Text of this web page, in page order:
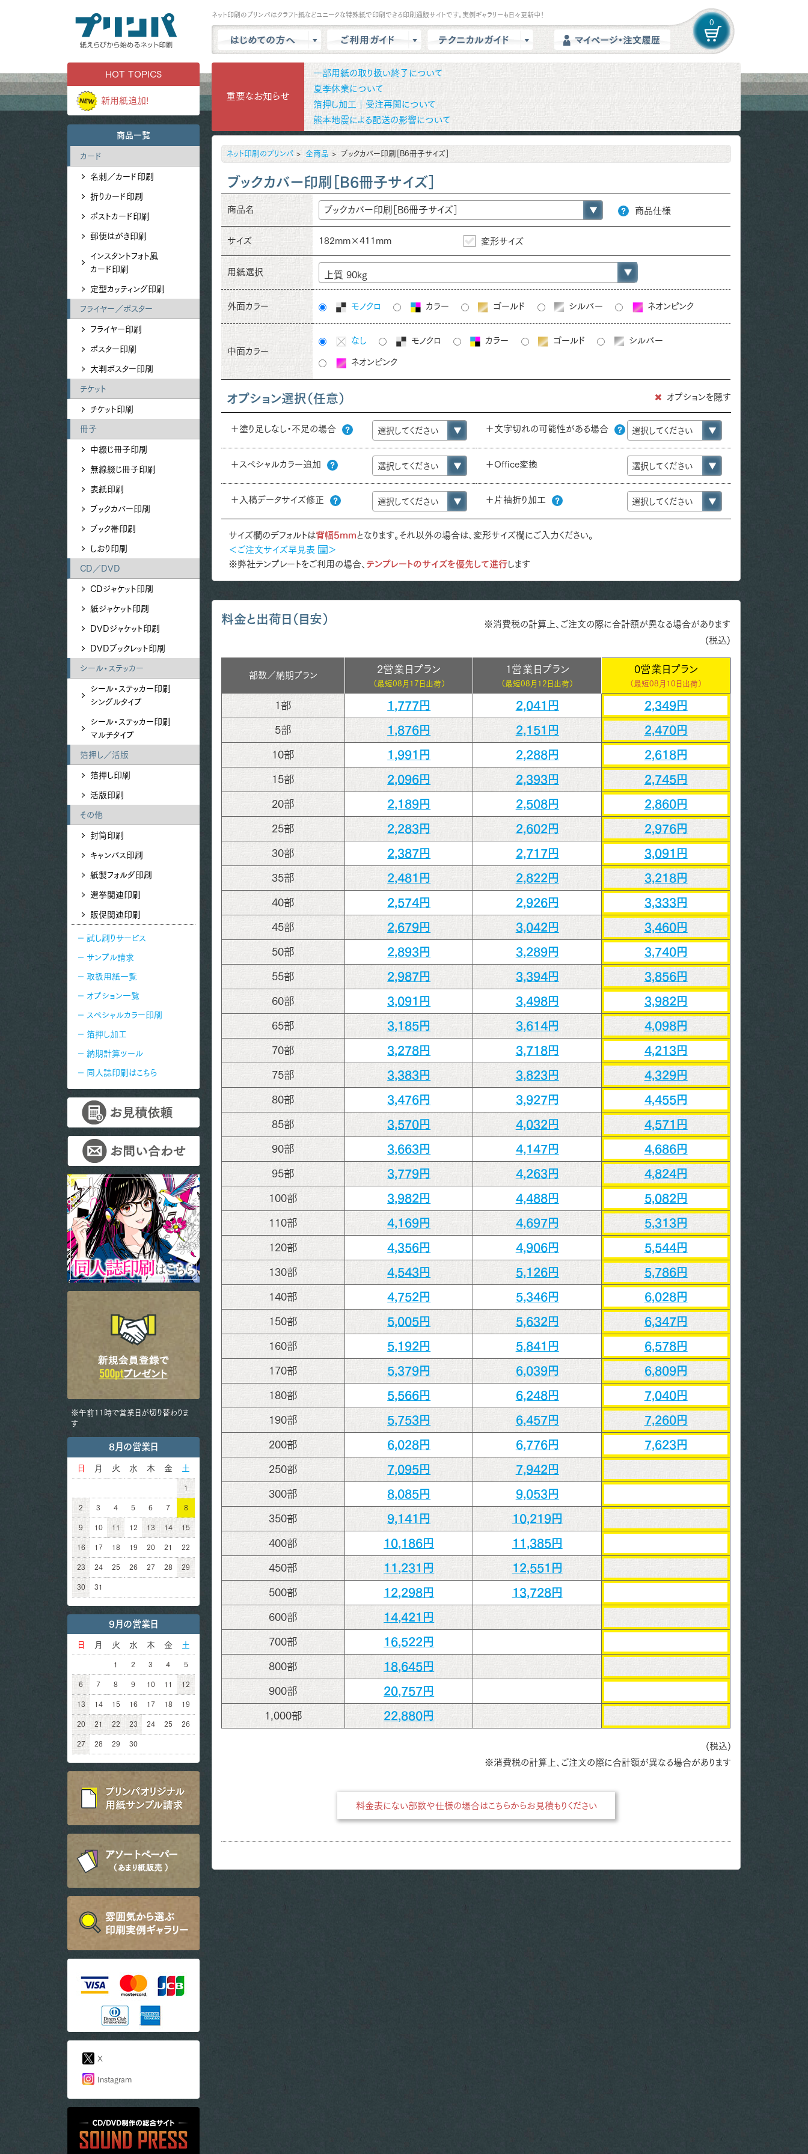
ネット印刷のプリンパはクラフト紙などユニークな特殊紙で印刷できる印刷通販サイトです。実例ギャラリーも日々更新中！
よくある質問
お問い合わせ
会員登録・ポイント
商品選択・カート
支払方法
データ入稿
配送方法/料金
テンプレート
印刷の基礎知識
0
HOT TOPICS
新用紙追加!
商品一覧
カード
名刺／カード印刷
折りカード印刷
ポストカード印刷
郵便はがき印刷
インスタントフォト風
カード印刷
定型カッティング印刷
フライヤー／ポスター
フライヤー印刷
ポスター印刷
大判ポスター印刷
チケット
チケット印刷
冊子
中綴じ冊子印刷
無線綴じ冊子印刷
表紙印刷
ブックカバー印刷
ブック帯印刷
しおり印刷
CD／DVD
CDジャケット印刷
紙ジャケット印刷
DVDジャケット印刷
DVDブックレット印刷
シール・ステッカー
シール・ステッカー印刷
シングルタイプ
シール・ステッカー印刷
マルチタイプ
箔押し／活版
箔押し印刷
活版印刷
その他
封筒印刷
キャンバス印刷
紙製フォルダ印刷
選挙関連印刷
販促関連印刷
試し刷りサービス
サンプル請求
取扱用紙一覧
オプション一覧
スペシャルカラー印刷
箔押し加工
納期計算ツール
同人誌印刷はこちら
※午前11時で営業日が切り替わりま
す
8月の営業日
日 月 火 水 木 金 土
1
2 3 4 5 6 7 8
9 10 11 12 13 14 15
16 17 18 19 20 21 22
23 24 25 26 27 28 29
30 31
9月の営業日
日 月 火 水 木 金 土
1 2 3 4 5
6 7 8 9 10 11 12
13 14 15 16 17 18 19
20 21 22 23 24 25 26
27 28 29 30
X
Instagram
重要なお知らせ
一部用紙の取り扱い終了について
夏季休業について
箔押し加工｜受注再開について
熊本地震による配送の影響について
ネット印刷のプリンパ 全商品 ブックカバー印刷［B6冊子サイズ］
ブックカバー印刷［B6冊子サイズ］
商品名 商品仕様
サイズ 182mm×411mm 変形サイズ
用紙選択 上質 90kg
外面カラー モノクロ カラー ゴールド シルバー ネオンピンク
中面カラー
なし モノクロ カラー ゴールド シルバー
ネオンピンク
オプション選択（任意） オプションを隠す
＋塗り足しなし・不足の場合 ＋文字切れの可能性がある場合
＋スペシャルカラー追加 ＋Office変換
＋入稿データサイズ修正 ＋片袖折り加工
サイズ欄のデフォルトは背幅5mmとなります。それ以外の場合は、変形サイズ欄にご入力ください。
＜ご注文サイズ早見表
＞
※弊社テンプレートをご利用の場合、 テンプレートのサイズを優先して進行します
料金と出荷日（目安）
※消費税の計算上、ご注文の際に合計額が異なる場合があります
(税込)
部数／ 納期プラン
2営業日プラン
（最短08月17日出荷）
1営業日プラン
（最短08月12日出荷）
0営業日プラン
（最短08月10日出荷）
1部 1,777円 2,041円 2,349円
5部 1,876円 2,151円 2,470円
10部 1,991円 2,288円 2,618円
15部 2,096円 2,393円 2,745円
20部 2,189円 2,508円 2,860円
25部 2,283円 2,602円 2,976円
30部 2,387円 2,717円 3,091円
35部 2,481円 2,822円 3,218円
40部 2,574円 2,926円 3,333円
45部 2,679円 3,042円 3,460円
50部 2,893円 3,289円 3,740円
55部 2,987円 3,394円 3,856円
60部 3,091円 3,498円 3,982円
65部 3,185円 3,614円 4,098円
70部 3,278円 3,718円 4,213円
75部 3,383円 3,823円 4,329円
80部 3,476円 3,927円 4,455円
85部 3,570円 4,032円 4,571円
90部 3,663円 4,147円 4,686円
95部 3,779円 4,263円 4,824円
100部 3,982円 4,488円 5,082円
110部 4,169円 4,697円 5,313円
120部 4,356円 4,906円 5,544円
130部 4,543円 5,126円 5,786円
140部 4,752円 5,346円 6,028円
150部 5,005円 5,632円 6,347円
160部 5,192円 5,841円 6,578円
170部 5,379円 6,039円 6,809円
180部 5,566円 6,248円 7,040円
190部 5,753円 6,457円 7,260円
200部 6,028円 6,776円 7,623円
250部 7,095円 7,942円
300部 8,085円 9,053円
350部 9,141円 10,219円
400部 10,186円 11,385円
450部 11,231円 12,551円
500部 12,298円 13,728円
600部 14,421円
700部 16,522円
800部 18,645円
900部 20,757円
1,000部 22,880円
(税込)
※消費税の計算上、ご注文の際に合計額が異なる場合があります
料金表にない部数や仕様の場合はこちらからお見積もりください